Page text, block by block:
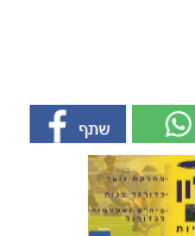
לינדנברג -
דרכים לחצו
לכם